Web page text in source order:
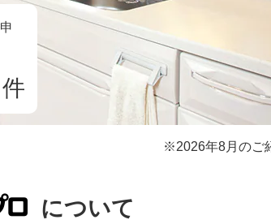
件
※2026年8月のご
について